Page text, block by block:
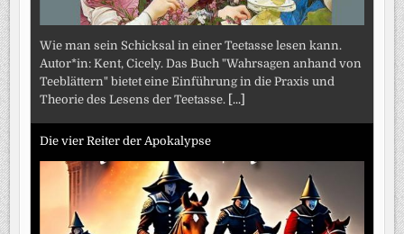
Wie man sein Schicksal in einer Teetasse lesen kann.
Autor*in: Kent, Cicely. Das Buch "Wahrsagen anhand von
Teeblättern" bietet eine Einführung in die Praxis und
Theorie des Lesens der Teetasse. [...]
Die vier Reiter der Apokalypse